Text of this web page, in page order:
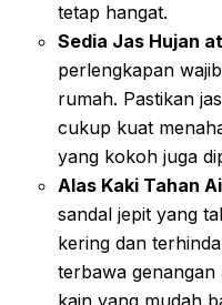
tetap hangat.
Sedia Jas Hujan
perlengkapan
rumah. Pastikan
cukup kuat
yang kokoh juga
Alas Kaki Tahan
sandal jepit yang
kering dan
terbawa